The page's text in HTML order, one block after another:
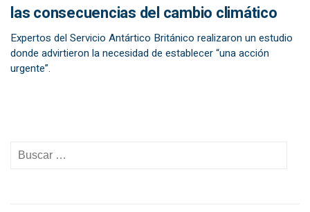
las consecuencias del cambio climático
Expertos del Servicio Antártico Británico realizaron un estudio
donde advirtieron la necesidad de establecer “una acción
urgente”.